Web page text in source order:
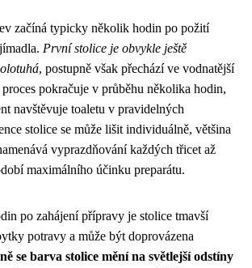
začíná typicky několik hodin po požití
První stolice je obvykle ještě
, postupně však přechází ve vodnatější
pokračuje v průběhu několika hodin,
navštěvuje toaletu v pravidelných
stolice se může lišit individuálně, většina
vyprazdňování každých třicet až
maximálního účinku preparátu.
po zahájení přípravy je stolice tmavší
potravy a může být doprovázena
se barva stolice mění na světlejší odstíny